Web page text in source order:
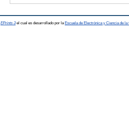
EPrints 3el cual es desarrollado por la Escuela de Electrónica y Ciencia de la